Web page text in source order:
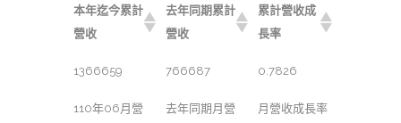
本年迄今累計
營收
去年同期累計
營收
累計營收成
長率
1366659 766687 0.7826
110年06月營
去年同期月營
月營收成長率